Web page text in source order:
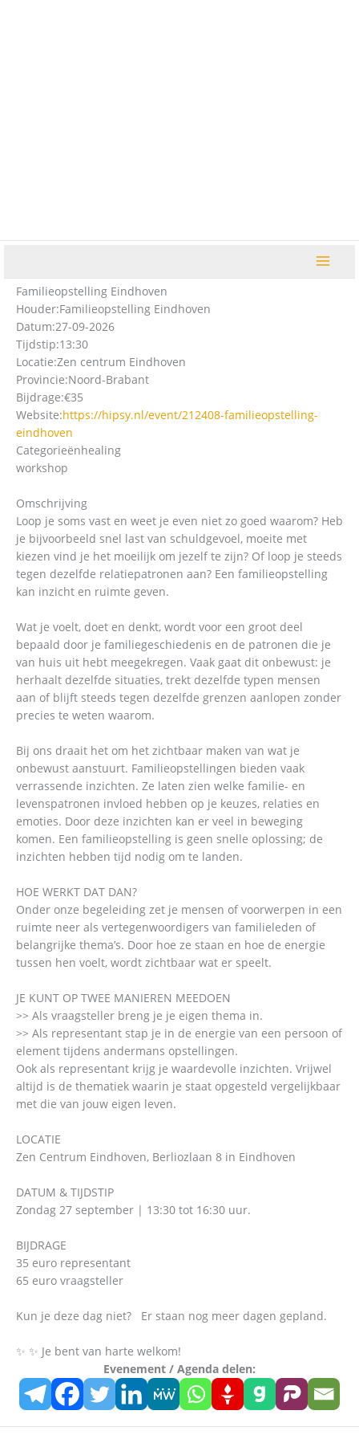
Familieopstelling Eindhoven
Houder:Familieopstelling Eindhoven
Datum:27-09-2026
Tijdstip:13:30
Locatie:Zen centrum Eindhoven
Provincie:Noord-Brabant
Bijdrage:€35
Website:https://hipsy.nl/event/212408-familieopstelling-
eindhoven
Categorieënhealing
workshop
Omschrijving
Loop je soms vast en weet je even niet zo goed waarom? Heb
je bijvoorbeeld snel last van schuldgevoel, moeite met
kiezen vind je het moeilijk om jezelf te zijn? Of loop je steeds
tegen dezelfde relatiepatronen aan? Een familieopstelling
kan inzicht en ruimte geven.
Wat je voelt, doet en denkt, wordt voor een groot deel
bepaald door je familiegeschiedenis en de patronen die je
van huis uit hebt meegekregen. Vaak gaat dit onbewust: je
herhaalt dezelfde situaties, trekt dezelfde typen mensen
aan of blijft steeds tegen dezelfde grenzen aanlopen zonder
precies te weten waarom.
Bij ons draait het om het zichtbaar maken van wat je
onbewust aanstuurt. Familieopstellingen bieden vaak
verrassende inzichten. Ze laten zien welke familie- en
levenspatronen invloed hebben op je keuzes, relaties en
emoties. Door deze inzichten kan er veel in beweging
komen. Een familieopstelling is geen snelle oplossing; de
inzichten hebben tijd nodig om te landen.
HOE WERKT DAT DAN?
Onder onze begeleiding zet je mensen of voorwerpen in een
ruimte neer als vertegenwoordigers van familieleden of
belangrijke thema’s. Door hoe ze staan en hoe de energie
tussen hen voelt, wordt zichtbaar wat er speelt.
JE KUNT OP TWEE MANIEREN MEEDOEN
>> Als vraagsteller breng je je eigen thema in.
>> Als representant stap je in de energie van een persoon of
element tijdens andermans opstellingen.
Ook als representant krijg je waardevolle inzichten. Vrijwel
altijd is de thematiek waarin je staat opgesteld vergelijkbaar
met die van jouw eigen leven.
LOCATIE
Zen Centrum Eindhoven, Berliozlaan 8 in Eindhoven
DATUM & TIJDSTIP
Zondag 27 september | 13:30 tot 16:30 uur.
BIJDRAGE
35 euro representant
65 euro vraagsteller
Kun je deze dag niet? Er staan nog meer dagen gepland.
✨ ✨ Je bent van harte welkom!
Evenement / Agenda delen: